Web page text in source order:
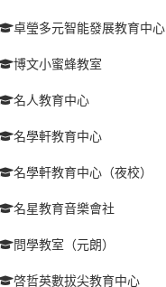
卓瑩多元智能發展教育中心
博文小蜜蜂教室
名人教育中心
名學軒教育中心
名學軒教育中心（夜校）
名星教育音樂會社
問學教室（元朗）
啓哲英數拔尖教育中心